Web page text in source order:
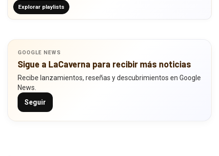
Explorar playlists
GOOGLE NEWS
Sigue a LaCaverna para recibir más noticias
Recibe lanzamientos, reseñas y descubrimientos en Google
News.
Seguir